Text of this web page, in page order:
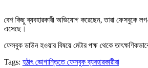
বেশ কিছু ব্যবহারকারী অভিযোগ করেছেন, তারা ফেসবুকে
এসেছে।
ফেসবুক ডাউন হওয়ার বিষয়ে মেটার পক্ষ থেকে
Tags: হঠাৎ ভোগান্তিতে ফেসবুক ব্যবহারকারীরা